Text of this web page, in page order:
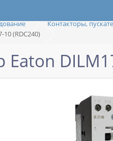
Контакторы,
10 (RDC240)
Eaton